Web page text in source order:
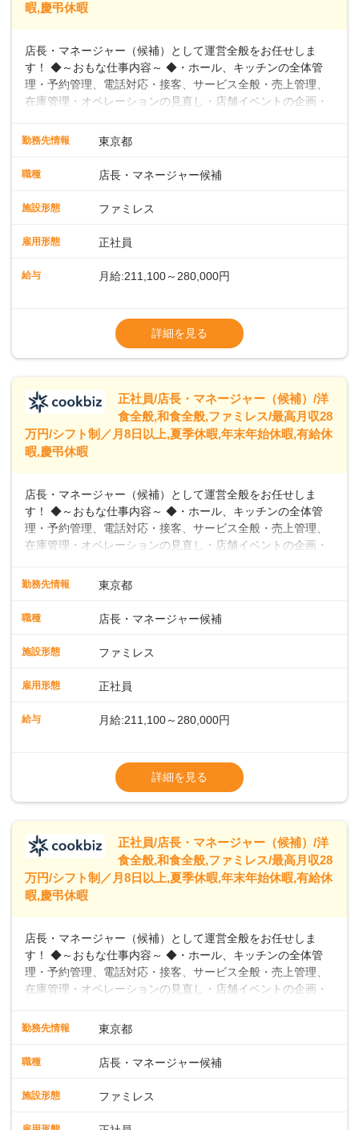
暇,慶弔休暇
店長・マネージャー（候補）として運営全般をお任せしま
す！ ◆～おもな仕事内容～ ◆・ホール、キッチンの全体管
理・予約管理、電話対応・接客、サービス全般・売上管理、
在庫管理・オペレーションの見直し・店舗イベントの企画・
入社後はスキルに合わせた業務からお任せしますので、徐々
向上を目指すDX推進～ ◆すかいらーくのレストランでは、
スタッフの働きやすさをサポートしています。配膳ロボット
や歩行数が約40%も削減されました！また、配膳ロボットに
なDX（デジタルトランスフォーメーション）の取り組みを進
います。私たちは、多様な働き方を提供し、ライフステージ
に合わせた柔軟な勤務時間や働きやすい環境を整えていま
います。
勤務先情報 東京都
職種 店長・マネージャー候補
施設形態 ファミレス
雇用形態 正社員
給与 月給:211,100～280,000円
※残業代全額支給
※経験に応じて応相談①ナショナル社員：月
給245,800円～②エリア社員 ：月給
詳細を見る
正社員/店長・マネージャー（候補）/洋
食全般,和食全般,ファミレス/最高月収28
万円/シフト制／月8日以上,夏季休暇,年末年始休暇,有給休
暇,慶弔休暇
店長・マネージャー（候補）として運営全般をお任せしま
す！ ◆～おもな仕事内容～ ◆・ホール、キッチンの全体管
理・予約管理、電話対応・接客、サービス全般・売上管理、
在庫管理・オペレーションの見直し・店舗イベントの企画・
入社後はスキルに合わせた業務からお任せしますので、徐々
向上を目指すDX推進～ ◆すかいらーくのレストランでは、
スタッフの働きやすさをサポートしています。配膳ロボット
や歩行数が約40%も削減されました！また、配膳ロボットに
なDX（デジタルトランスフォーメーション）の取り組みを進
います。私たちは、多様な働き方を提供し、ライフステージ
に合わせた柔軟な勤務時間や働きやすい環境を整えていま
います。
勤務先情報 東京都
職種 店長・マネージャー候補
施設形態 ファミレス
雇用形態 正社員
給与 月給:211,100～280,000円
※残業代全額支給
※経験に応じて応相談①ナショナル社員：月
給245,800円～②エリア社員 ：月給
詳細を見る
正社員/店長・マネージャー（候補）/洋
食全般,和食全般,ファミレス/最高月収28
万円/シフト制／月8日以上,夏季休暇,年末年始休暇,有給休
暇,慶弔休暇
店長・マネージャー（候補）として運営全般をお任せしま
す！ ◆～おもな仕事内容～ ◆・ホール、キッチンの全体管
理・予約管理、電話対応・接客、サービス全般・売上管理、
在庫管理・オペレーションの見直し・店舗イベントの企画・
入社後はスキルに合わせた業務からお任せしますので、徐々
向上を目指すDX推進～ ◆すかいらーくのレストランでは、
スタッフの働きやすさをサポートしています。配膳ロボット
や歩行数が約40%も削減されました！また、配膳ロボットに
勤務先情報 東京都
職種 店長・マネージャー候補
施設形態 ファミレス